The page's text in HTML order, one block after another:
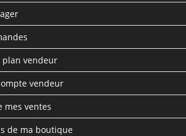
plan vendeur
vendeur
mes ventes
de ma boutique